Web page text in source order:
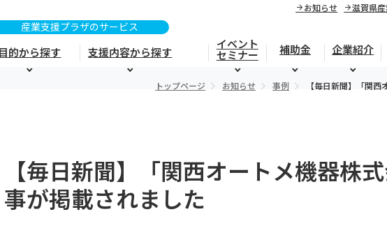
目的から探す 支援内容から探す
イベント
セミナー
補助金 企業紹介
お知らせ 滋賀県
トップページ お知らせ 事例 【毎日新聞】「関
【毎日新聞】「関西オートメ機器株
事が掲載されました